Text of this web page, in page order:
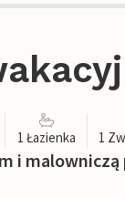
1 Łazienka 1
i